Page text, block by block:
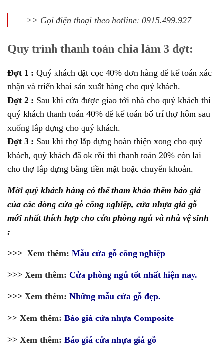
>> Gọi điện thoại theo hotline: 0915.499.927
Quy trình thanh toán chia làm 3 đợt:
Đợt 1 : Quý khách đặt cọc 40% đơn hàng để kế toán xác
nhận và triển khai sản xuất hàng cho quý khách.
Đợt 2 : Sau khi cửa được giao tới nhà cho quý khách thì
quý khách thanh toán 40% để kế toán bố trí thợ hôm sau
xuống lắp dựng cho quý khách.
Đợt 3 : Sau khi thợ lắp dựng hoàn thiện xong cho quý
khách, quý khách đã ok rồi thì thanh toán 20% còn lại
cho thợ lắp dựng bằng tiền mặt hoặc chuyển khoản.
Mời quý khách hàng có thể tham khảo thêm báo giá
của các dòng cửa gỗ công nghiệp, cửa nhựa giả gỗ
mới nhất thích hợp cho cửa phòng ngủ và nhà vệ sinh
:
>>> Xem thêm: Mẫu cửa gỗ công nghiệp
>>> Xem thêm: Cửa phòng ngủ tốt nhất hiện nay.
>>> Xem thêm: Những mẫu cửa gỗ đẹp.
>> Xem thêm: Báo giá cửa nhựa Composite
>> Xem thêm: Báo giá cửa nhựa giả gỗ